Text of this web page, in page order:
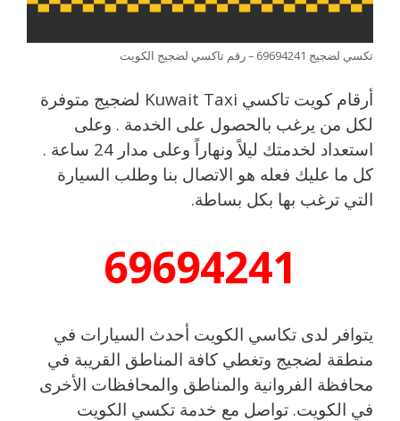
تكسي لضجيج 69694241 – رقم تاكسي لضجيج الكويت
أرقام كويت تاكسي Kuwait Taxi لضجيج متوفرة
لكل من يرغب بالحصول على الخدمة . وعلى
استعداد لخدمتك ليلاً ونهاراً وعلى مدار 24 ساعة .
كل ما عليك فعله هو الاتصال بنا وطلب السيارة
التي ترغب بها بكل بساطة.
69694241
يتوافر لدى تكاسي الكويت أحدث السيارات في
منطقة لضجيج وتغطي كافة المناطق القريبة في
محافظة الفروانية والمناطق والمحافظات الأخرى
في الكويت. تواصل مع خدمة تكسي الكويت